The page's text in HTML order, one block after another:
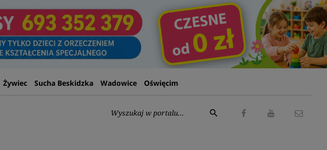
Żywiec Sucha Beskidzka Wadowice Oświęcim
Wyszukaj:
search